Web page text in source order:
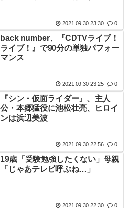
2021.09.30 23:30 0
back number、『CDTVライブ！
ライブ！』で90分の単独パフォー
マンス
2021.09.30 23:25 0
『シン・仮面ライダー』、主人
公・本郷猛役に池松壮亮、ヒロイ
ンは浜辺美波
2021.09.30 22:56 0
19歳「受験勉強したくない」母親
「じゃあテレビ呼ぶね…」
2021.09.30 22:30 0